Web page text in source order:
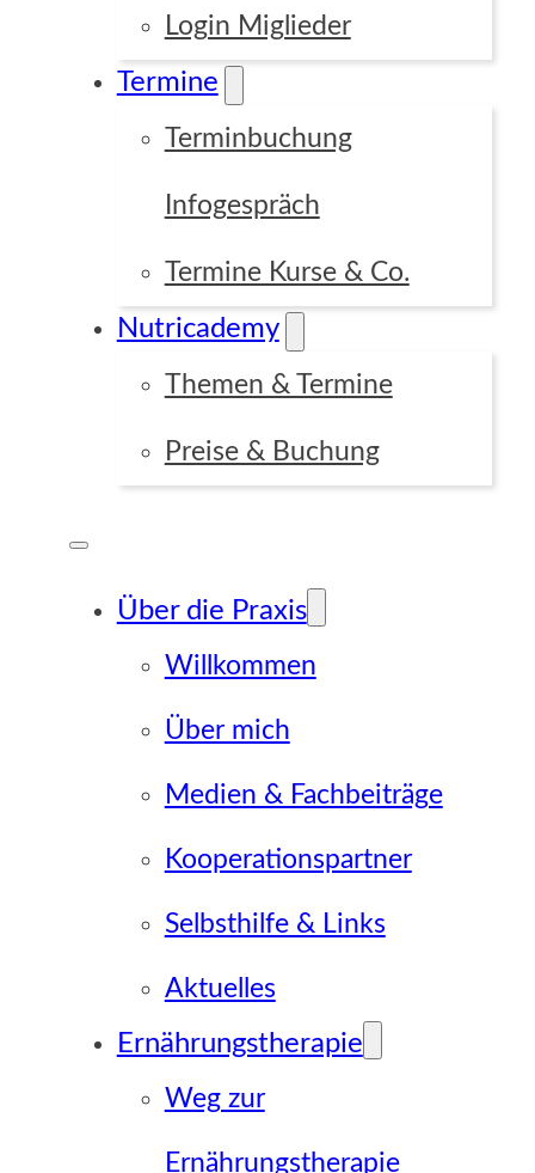
Login Miglieder
Termine
Terminbuchung
Infogespräch
Termine Kurse & Co.
Nutricademy
Themen & Termine
Preise & Buchung
Über die Praxis
Willkommen
Über mich
Medien & Fachbeiträge
Kooperationspartner
Selbsthilfe & Links
Aktuelles
Ernährungstherapie
Weg zur
Ernährungstherapie